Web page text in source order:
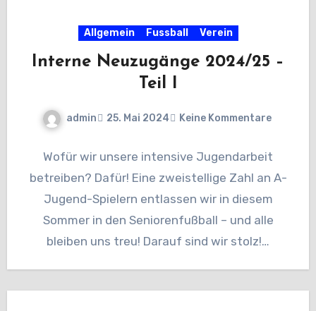
Allgemein Fussball Verein
Interne Neuzugänge 2024/25 –
Teil I
admin 25. Mai 2024 Keine Kommentare
Wofür wir unsere intensive Jugendarbeit
betreiben? Dafür! Eine zweistellige Zahl an A-
Jugend-Spielern entlassen wir in diesem
Sommer in den Seniorenfußball – und alle
bleiben uns treu! Darauf sind wir stolz!…